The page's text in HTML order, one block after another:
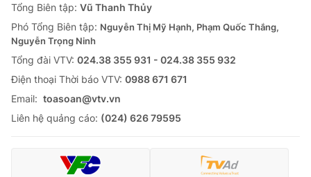
Tổng Biên tập: Vũ Thanh Thủy
Phó Tổng Biên tập: Nguyễn Thị Mỹ Hạnh, Phạm Quốc Thắng,
Nguyễn Trọng Ninh
Tổng đài VTV: 024.38 355 931 - 024.38 355 932
Ðiện thoại Thời báo VTV: 0988 671 671
Email: toasoan@vtv.vn
Liên hệ quảng cáo: (024) 626 79595